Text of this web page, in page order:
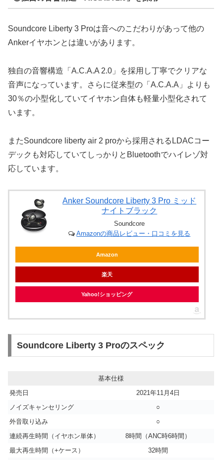
Soundcore Liberty 3 Proは音へのこだわりがあって他の
Ankerイヤホンとは違いがあります。
独自の音響構造「A.C.A.A 2.0」を採用し丁寧でクリアな
音声になっています。さらに従来型の「A.C.A.A」よりも
30％の小型化していてイヤホン自体も軽量小型化されて
います。
またSoundcore liberty air 2 proから採用されるLDACコー
デックも対応していてしっかりとBluetoothでハイレゾ対
応しています。
Anker Soundcore Liberty 3 Pro ミッド
ナイトブラック
Soundcore
Amazonの商品レビュー・口コミを見る
Amazon
楽天
Yahoo!ショッピング
Soundcore Liberty 3 Proのスペック
基本仕様
発売日
2021年11月4日
ノイズキャンセリング
○
外音取り込み
○
連続再生時間（イヤホン単体）
8時間（ANC時6時間）
最大再生時間（+ケース）
32時間